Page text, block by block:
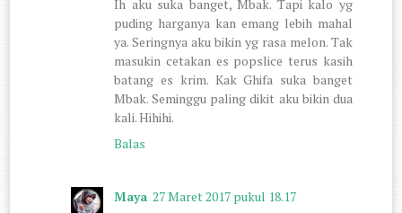
Ih aku suka banget, Mbak. Tapi kalo yg
puding harganya kan emang lebih mahal
ya. Seringnya aku bikin yg rasa melon. Tak
masukin cetakan es popslice terus kasih
batang es krim. Kak Ghifa suka banget
Mbak. Seminggu paling dikit aku bikin dua
kali. Hihihi.
Balas
Maya 27 Maret 2017 pukul 18.17